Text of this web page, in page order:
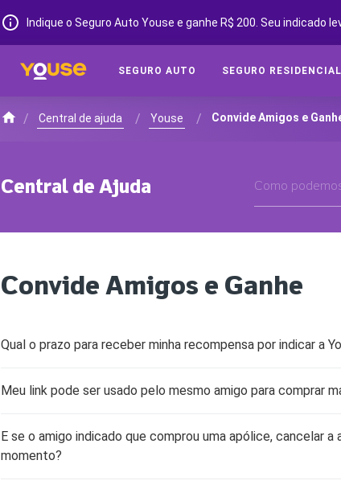
Indique o Seguro Auto Youse e ganhe R$ 200. Seu indicado
SEGURO AUTO SEGURO RESIDENCIAL
SEGUROS
CONVIDE
CLUBE DE
YOUSE
/ Central de ajuda / Youse / Convide Amigos e
Central de Ajuda
Convide Amigos e Ganhe
Qual o prazo para receber minha recompensa por indicar a
Meu link pode ser usado pelo mesmo amigo para comprar
E se o amigo indicado que comprou uma apólice, cancelar
momento?